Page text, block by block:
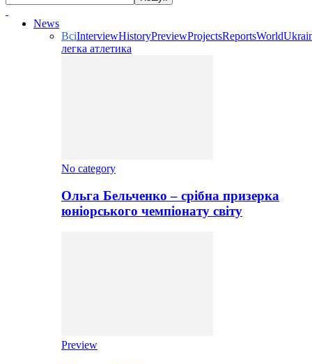
News
ВсіInterviewHistoryPreviewProjectsReportsWorld
легка атлетика
No category
Ольга Бельченко – срібна призерка
юніорського чемпіонату світу
Preview